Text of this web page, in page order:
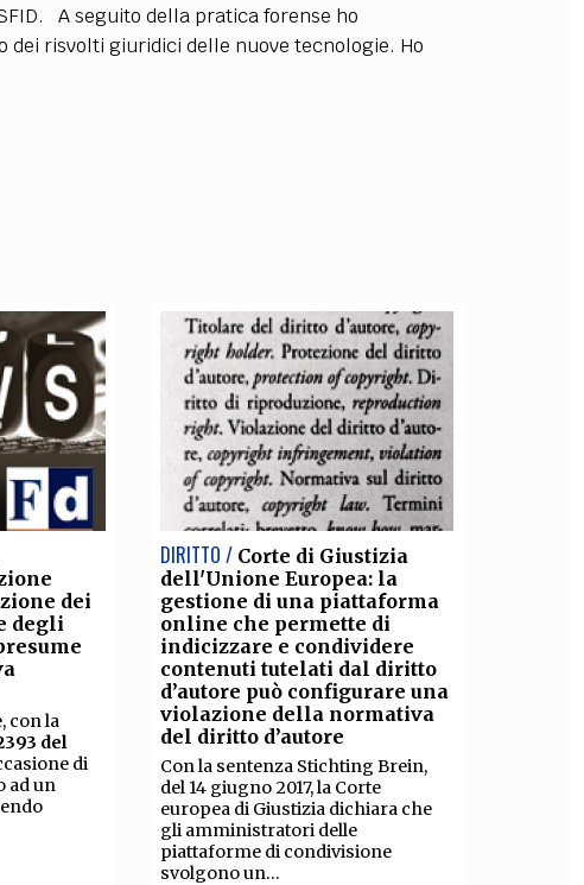
COLLABORA CON NOI
A seguito della pratica forense ho
risvolti giuridici delle nuove tecnologie. Ho
dei
degli
con la
del
di
ad un
DIRITTO / Corte di Giustizia
dell'Unione Europea: la
gestione di una piattaforma
online che permette di
indicizzare e condividere
contenuti tutelati dal diritto
d’autore può configurare una
violazione della normativa
del diritto d’autore
Con la sentenza Stichting Brein,
del 14 giugno 2017, la Corte
europea di Giustizia dichiara che
gli amministratori delle
piattaforme di condivisione
svolgono un...